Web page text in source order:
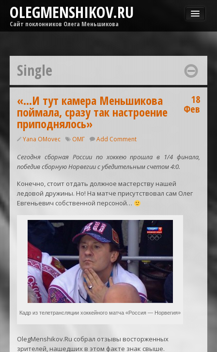
OLEGMENSHIKOV.RU
Сайт поклонников Олега Меньшикова
Афиша
Гастроли
Медиа
ОМГ
Фильмы
Single
«…И тут камера Меньшикова
поймала, сразу так настроение
приподнялось»
Yana OMovec ОМГ Add Comment
18
Фев
Сегодня сборная России по хоккею прошла в 1/4 финала,
победив сборную Норвегии с убедительным счетом 4:0.
Конечно, стоит отдать должное мастерству нашей
ледовой дружины. Но! На матче присутствовал сам Олег
Евгеньевич собственной персоной…
Кадр из телетрансляции хоккейного матча «Россия — Норвегия»
OlegMenshikov.Ru собрал отзывы восторженных
зрителей, нашедших в этом факте знак свыше.